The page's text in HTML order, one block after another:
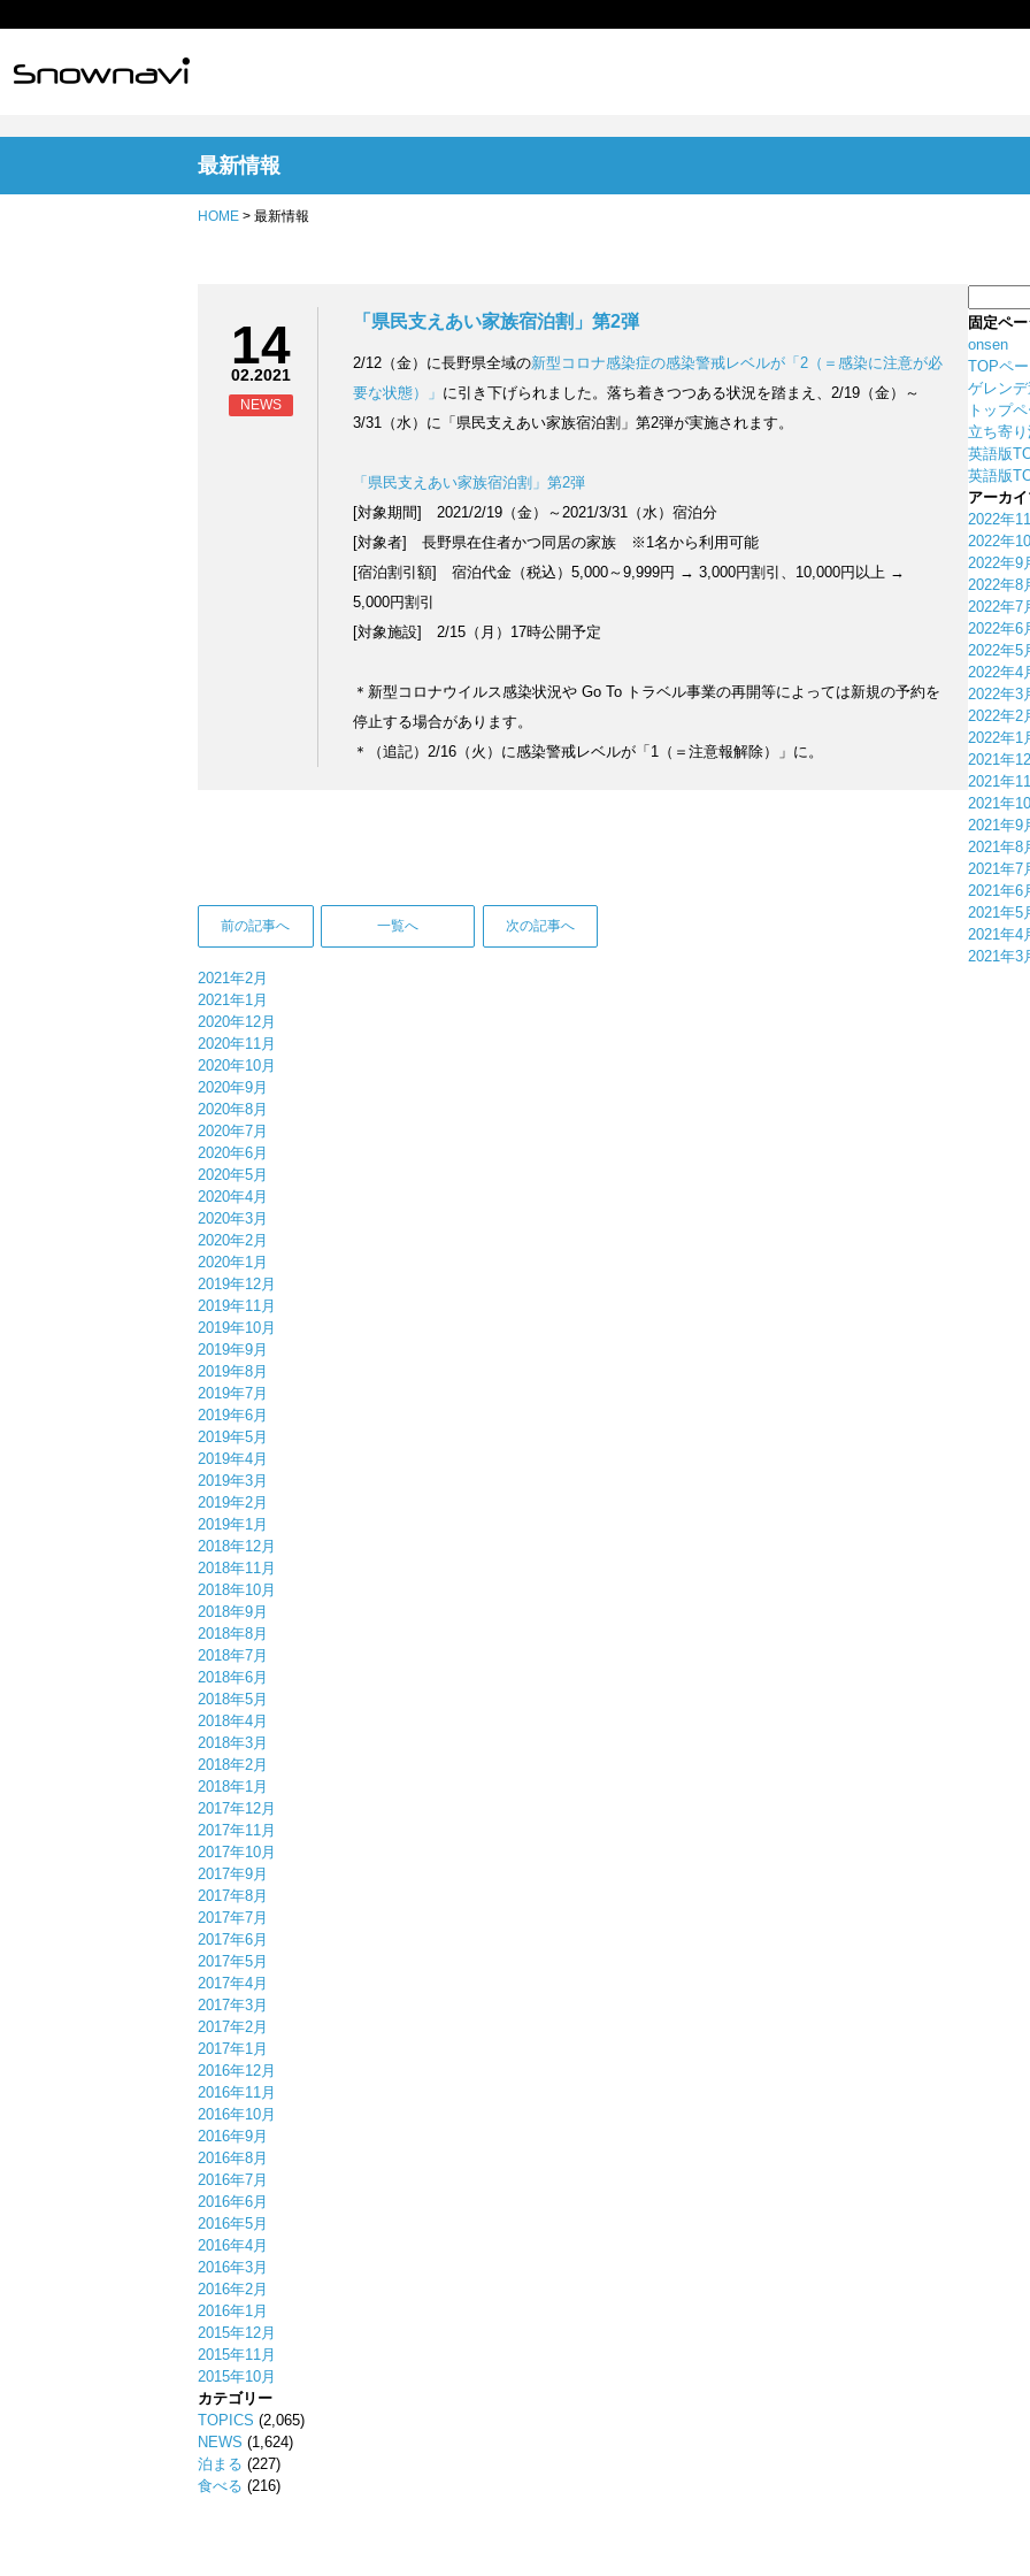
最新情報
HOME > 最新情報
14
02.2021
NEWS
「県民支えあい家族宿泊割」第2弾
2/12（金）に長野県全域の新型コロナ感染症の感染警戒レベルが「2（＝感染に注意が必
要な状態）」 に引き下げられました。落ち着きつつある状況を踏まえ、2/19（金）～
3/31（水）に「県民支えあい家族宿泊割」第2弾が実施されます。
「県民支えあい家族宿泊割」第2弾
[対象期間] 2021/2/19（金）～2021/3/31（水）宿泊分
[対象者] 長野県在住者かつ同居の家族 ※1名から利用可能
[宿泊割引額] 宿泊代金（税込）5,000～9,999円 → 3,000円割引、10,000円以上 →
5,000円割引
[対象施設] 2/15（月）17時公開予定
＊新型コロナウイルス感染状況や Go To トラベル事業の再開等によっては新規の予約を
停止する場合があります。
＊（追記）2/16（火）に感染警戒レベルが「1（＝注意報解除）」に。
前の記事へ 一覧へ 次の記事へ
索:
固定ペ
onsen
TOPペ
ゲレン
トップ
立ち寄
英語版
英語版
アーカ
2022年
2022年
2022年9
2022年8
2022年7
2022年6
2022年5
2022年4
2022年3
2022年2
2022年1
2021年
2021年
2021年
2021年9
2021年8
2021年7
2021年6
2021年5
2021年4
2021年3
2021年2月
2021年1月
2020年12月
2020年11月
2020年10月
2020年9月
2020年8月
2020年7月
2020年6月
2020年5月
2020年4月
2020年3月
2020年2月
2020年1月
2019年12月
2019年11月
2019年10月
2019年9月
2019年8月
2019年7月
2019年6月
2019年5月
2019年4月
2019年3月
2019年2月
2019年1月
2018年12月
2018年11月
2018年10月
2018年9月
2018年8月
2018年7月
2018年6月
2018年5月
2018年4月
2018年3月
2018年2月
2018年1月
2017年12月
2017年11月
2017年10月
2017年9月
2017年8月
2017年7月
2017年6月
2017年5月
2017年4月
2017年3月
2017年2月
2017年1月
2016年12月
2016年11月
2016年10月
2016年9月
2016年8月
2016年7月
2016年6月
2016年5月
2016年4月
2016年3月
2016年2月
2016年1月
2015年12月
2015年11月
2015年10月
カテゴリー
TOPICS (2,065)
NEWS (1,624)
泊まる (227)
食べる (216)